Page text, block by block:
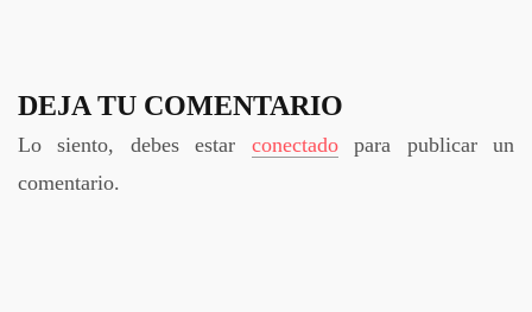
DEJA TU COMENTARIO
Lo siento, debes estar conectadopara publicar un
comentario.